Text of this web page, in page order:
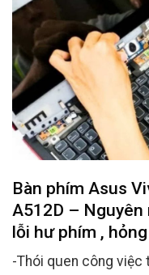
Bàn phím Asus
A512D –
lỗi hư phím ,
-Thói quen công